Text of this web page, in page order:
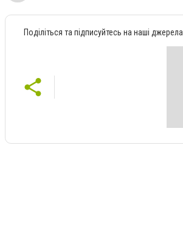
Поділіться та підписуйтесь на наші джерела